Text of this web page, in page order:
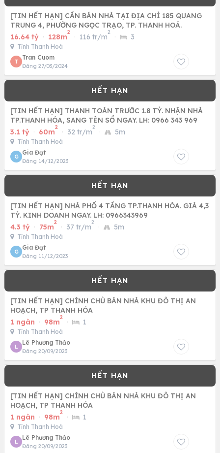
[TIN HẾT HẠN] CẦN BÁN NHÀ TẠI ĐỊA CHỈ 185 QUANG
TRUNG 4, PHƯỜNG NGỌC TRẠO, TP. THANH HOÁ.
16.64 tỷ · 128m
2
· 116 tr/m
2
· 3
Tỉnh Thanh Hoá
T
Tran Cuom
Đăng 27/03/2024
[TIN HẾT HẠN] THANH TOÁN TRƯỚC 1.8 TỶ. NHẬN NHÀ
TP.THANH HÓA, SANG TÊN SỔ NGAY. LH: 0966 343 969
3.1 tỷ · 60m
2
· 32 tr/m
2
· 5m
Tỉnh Thanh Hoá
G
Gia Đạt
Đăng 14/12/2023
[TIN HẾT HẠN] NHÀ PHỐ 4 TẦNG TP.THANH HÓA. GIÁ 4,3
TỶ. KINH DOANH NGAY. LH: 0966343969
4.3 tỷ · 75m
2
· 37 tr/m
2
· 5m
Tỉnh Thanh Hoá
G
Gia Đạt
Đăng 11/12/2023
[TIN HẾT HẠN] CHÍNH CHỦ BÁN NHÀ KHU ĐÔ THỊ AN
HOẠCH, TP THANH HÓA
1 ngàn · 98m
2
· 1
Tỉnh Thanh Hoá
L
Lê Phương Thảo
Đăng 20/09/2023
[TIN HẾT HẠN] CHÍNH CHỦ BÁN NHÀ KHU ĐÔ THỊ AN
HOẠCH, TP THANH HÓA
1 ngàn · 98m
2
· 1
Tỉnh Thanh Hoá
L
Lê Phương Thảo
Đăng 20/09/2023